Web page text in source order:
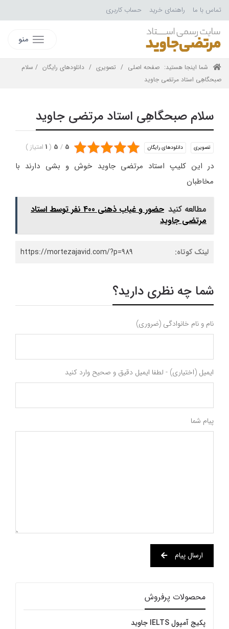
تماس با ما راهنمای خرید حساب کاربری
منو
شما اینجا هستید: صفحه اصلی / تصویری / دانلودهای رایگان / سلام
صبحگاهِی استاد مرتضی جاوید
سلام صبحگاهِی استاد مرتضی جاوید
تصویری دانلودهای رایگان 5
/
5
(
1 امتیاز)
در این كلیپ استاد مرتضی جاوید خوش و بشی دارند با
مخاطبان
مطالعه کنید
حضور و غیاب ذهنی 400 نفر توسط استاد
مرتضی جاوید
لینک کوتاه: https://mortezajavid.com/?p=989
شما چه نظری دارید؟
نام و نام خانوادگی (ضروری)
ایمیل (اختیاری) - لطفا ایمیل دقیق و صحیح وارد کنید
پیام شما
ارسال پیام
محصولات پرفروش
پکیج آمپول IELTS جاوید